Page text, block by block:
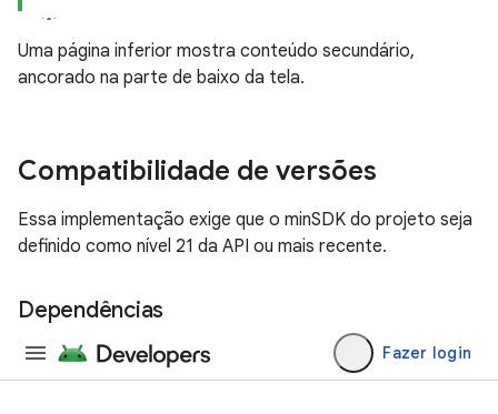
Uma página inferior mostra conteúdo secundário,
ancorado na parte de baixo da tela.
Compatibilidade de versões
Essa implementação exige que o minSDK do projeto seja
definido como nível 21 da API ou mais recente.
Dependências